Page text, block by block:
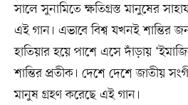
সালে সুনামিতে ক্ষতিগ্রস্ত মানুষের
এই গান। এভাবে বিশ্ব যখনই শান্তির
হাতিয়ার হয়ে পাশে এসে দাঁড়ায়
শান্তির প্রতীক। দেশে দেশে জাতীয়
মানুষ গ্রহণ করেছে এই গান।